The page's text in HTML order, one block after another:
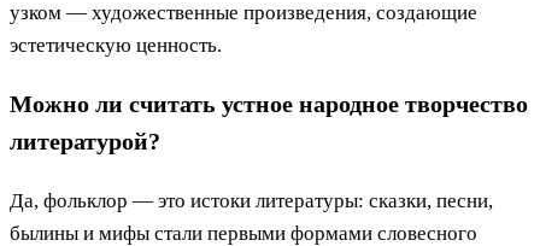
узком — художественные произведения, создающие
эстетическую ценность.
Можно ли считать устное народное творчество
литературой?
Да, фольклор — это истоки литературы: сказки, песни,
былины и мифы стали первыми формами словесного